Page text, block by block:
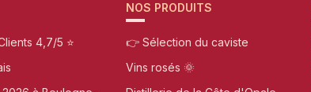
4,7/5 ⭐
NOS PRODUITS
👉 Sélection du caviste
Vins rosés 🌞